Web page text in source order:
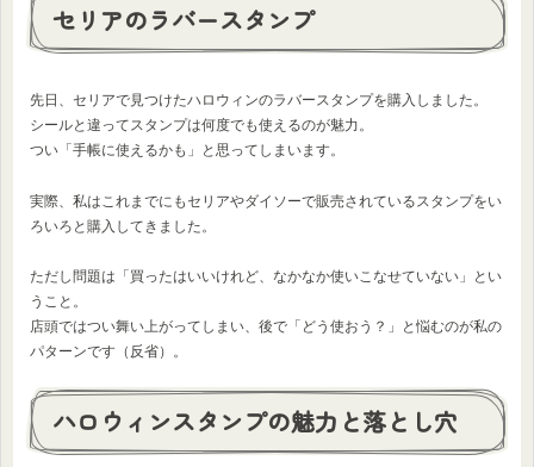
セリアのラバースタンプ
先日、セリアで見つけたハロウィンのラバースタンプを購入しました。
シールと違ってスタンプは何度でも使えるのが魅力。
つい「手帳に使えるかも」と思ってしまいます。
実際、私はこれまでにもセリアやダイソーで販売されているスタンプをい
ろいろと購入してきました。
ただし問題は「買ったはいいけれど、なかなか使いこなせていない」とい
うこと。
店頭ではつい舞い上がってしまい、後で「どう使おう？」と悩むのが私の
パターンです（反省）。
ハロウィンスタンプの魅力と落とし穴